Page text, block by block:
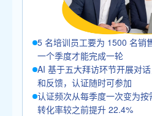
5 名培训员工要为 1500 名销
一个季度才能完成一轮
AI 基于五大拜访环节开展对
和反馈，认证随时可参加
认证频次从每季度一次变为
转化率较之前提升 22.4%